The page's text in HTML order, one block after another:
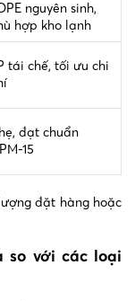
nguyên sinh,
hợp kho lạnh
tái chế, tối ưu chi
đạt chuẩn
15
đặt hàng hoặc
so với các loại